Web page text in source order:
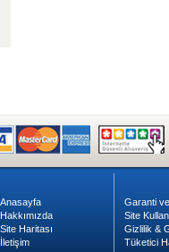
Anasayfa
Hakkımızda
Site Haritası
İletişim
Garanti
Site
Gizlilik &
Tüketici